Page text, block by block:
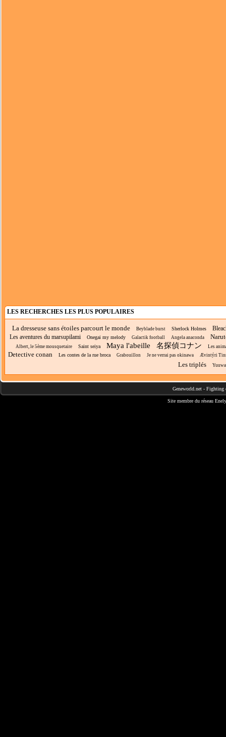
LES RECHERCHES LES PLUS POPULAIRES
La dresseuse sans étoiles parcourt le monde Beyblade burst Sherlock Holmes
Les aventures du marsupilami
Onegai my melody Galactik football Angela anaconda
Albert, le 5ème mousquetaire Saint seiya Maya l'abeille 名探偵コナン Les
Detective conan Les contes de la rue broca Grabouillon Je ne verrai pas okinawa Ævintýri
Les triplés
Geneworld.net - Fighting
Site membre du réseau